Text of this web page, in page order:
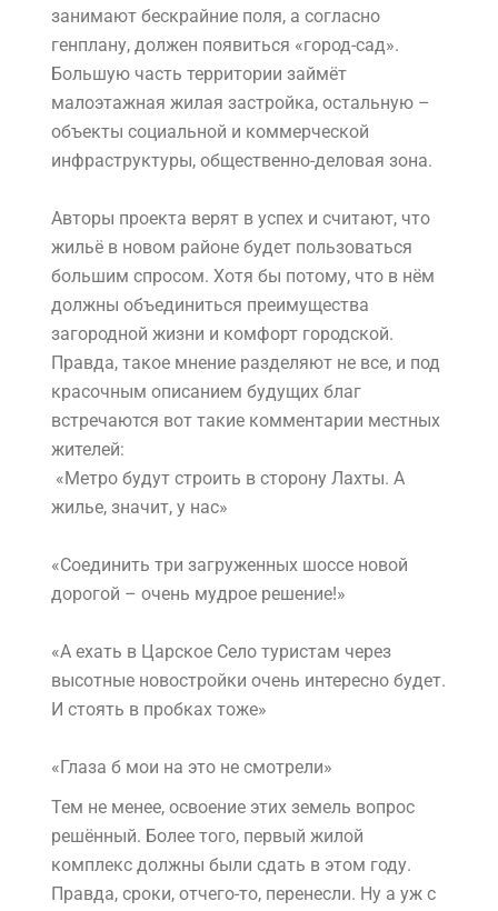
занимают бескрайние поля, а согласно
генплану, должен появиться «город-сад».
Большую часть территории займёт
малоэтажная жилая застройка, остальную –
объекты социальной и коммерческой
инфраструктуры, общественно-деловая зона.
Авторы проекта верят в успех и считают, что
жильё в новом районе будет пользоваться
большим спросом. Хотя бы потому, что в нём
должны объединиться преимущества
загородной жизни и комфорт городской.
Правда, такое мнение разделяют не все, и под
красочным описанием будущих благ
встречаются вот такие комментарии местных
жителей:
«Метро будут строить в сторону Лахты. А
жилье, значит, у нас»
«Соединить три загруженных шоссе новой
дорогой – очень мудрое решение!»
«А ехать в Царское Село туристам через
высотные новостройки очень интересно будет.
И стоять в пробках тоже»
«Глаза б мои на это не смотрели»
Тем не менее, освоение этих земель вопрос
решённый. Более того, первый жилой
комплекс должны были сдать в этом году.
Правда, сроки, отчего-то, перенесли. Ну а уж с